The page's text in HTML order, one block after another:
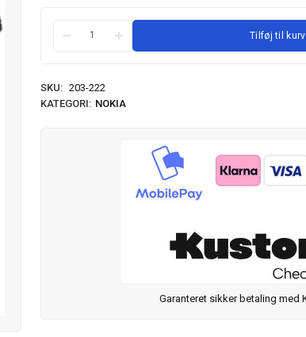
Tilføj til kurv
SKU: 203-222
KATEGORI: NOKIA
Garanteret sikker betaling med